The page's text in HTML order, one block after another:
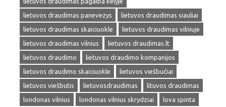
lietuvos draudimas panevezys
lietuvos draudimas siauliai
lietuvos draudimas skaiciuokle
lietuvos draudimas vilniuje
lietuvos draudimas vilnius
lietuvos draudimas.lt
lietuvos draudimo
lietuvos draudimo kompanijos
lietuvos draudimo skaiciuokle
lietuvos viešbučiai
lietuvos viešbutis
lietuvosdraudimas
lituvos draudimas
londonas vilnius
londonas vilnius skrydziai
lova spinta